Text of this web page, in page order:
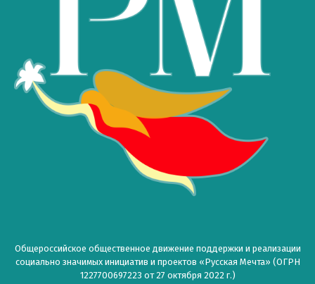
Общероссийское общественное движение поддержки и реализации
социально значимых инициатив и проектов «Русская Мечта» (ОГРН
1227700697223 от 27 октября 2022 г.)